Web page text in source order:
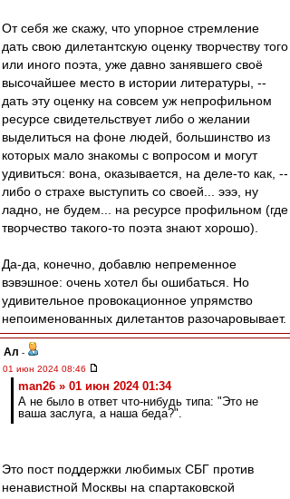
От себя же скажу, что упорное стремление
дать свою дилетантскую оценку творчеству того
или иного поэта, уже давно занявшего своё
высочайшее место в истории литературы, --
дать эту оценку на совсем уж непрофильном
ресурсе свидетельствует либо о желании
выделиться на фоне людей, большинство из
которых мало знакомы с вопросом и могут
удивиться: вона, оказывается, на деле-то как, --
либо о страхе выступить со своей... эээ, ну
ладно, не будем... на ресурсе профильном (где
творчество такого-то поэта знают хорошо).
Да-да, конечно, добавлю непременное
вэвэшное: очень хотел бы ошибаться. Но
удивительное провокационное упрямство
непоименованных дилетантов разочаровывает.
Ал -
01 июн 2024 08:46
man26 » 01 июн 2024 01:34
А не было в ответ что-нибудь типа: "Это не
ваша заслуга, а наша беда?".
Это пост поддержки любимых СБГ против
ненавистной Москвы на спартаковской